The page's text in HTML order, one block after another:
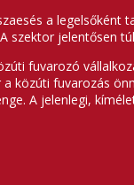
a
szektor jelentősen
fuvarozó
közúti fuvarozás
A jelenlegi,